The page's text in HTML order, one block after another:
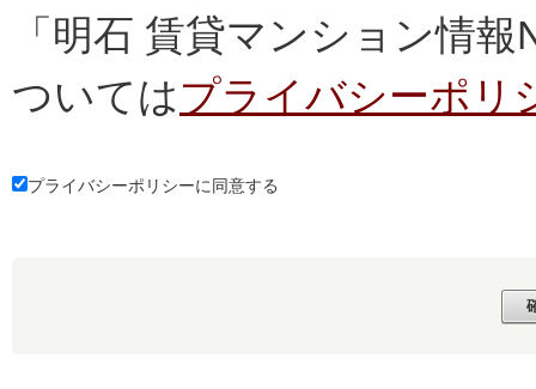
「明石 賃貸マンション情
ついてはプライバシーポリ
プライバシーポリシーに同意する